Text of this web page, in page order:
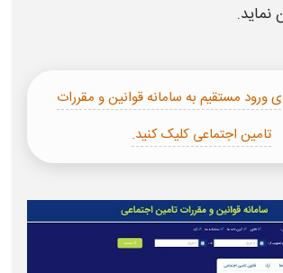
ورود مستقیم به سامانه قوانین و مقررات
تامین اجتماعی کلیک کنید.